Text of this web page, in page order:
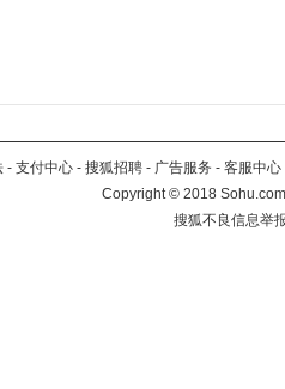
- 支付中心 - 搜狐招聘 - 广告服务 - 客服中心
Copyright©2018
搜狐不良信息举